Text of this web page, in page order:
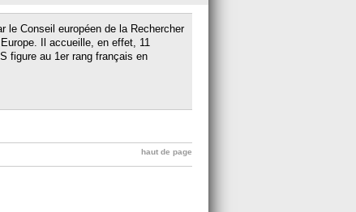
le Conseil européen de la Rechercher
Il accueille, en effet, 11
figure au 1er rang français en
haut de page